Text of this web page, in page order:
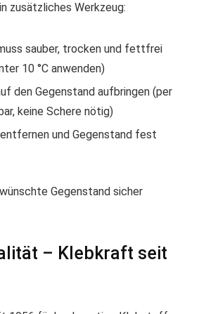
zusätzliches Werkzeug:
sauber, trocken und fettfrei
10 °C anwenden)
den Gegenstand aufbringen (per
keine Schere nötig)
und Gegenstand fest
Gegenstand sicher
– Klebkraft seit